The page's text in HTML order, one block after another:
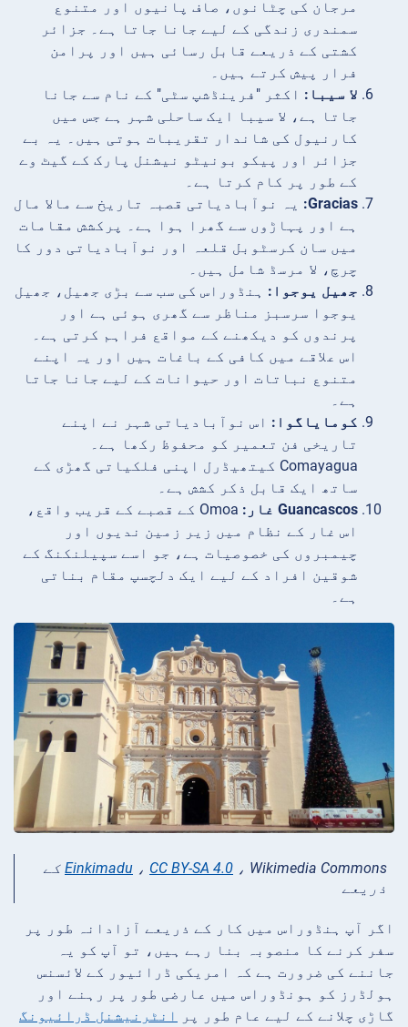
مرجان کی چٹانوں، صاف پانیوں اور متنوع
سمندری زندگی کے لیے جانا جاتا ہے۔ جزائر
کشتی کے ذریعے قابل رسائی ہیں اور پرامن
فرار پیش کرتے ہیں۔
لا سیبا: اکثر "فرینڈشپ سٹی" کے نام سے جانا
جاتا ہے، لا سیبا ایک ساحلی شہر ہے جس میں
کارنیول کی شاندار تقریبات ہوتی ہیں۔ یہ بے
جزائر اور پیکو بونیٹو نیشنل پارک کے گیٹ وے
کے طور پر کام کرتا ہے۔
Gracias:
یہ نوآبادیاتی قصبہ تاریخ سے مالا مال
ہے اور پہاڑوں سے گھرا ہوا ہے۔ پرکشش مقامات
میں سان کرسٹوبل قلعہ اور نوآبادیاتی دور کا
چرچ، لا مرسڈ شامل ہیں۔
جھیل یوجوا: ہنڈوراس کی سب سے بڑی جھیل، جھیل
یوجوا سرسبز مناظر سے گھری ہوئی ہے اور
پرندوں کو دیکھنے کے مواقع فراہم کرتی ہے۔
اس علاقے میں کافی کے باغات ہیں اور یہ اپنے
متنوع نباتات اور حیوانات کے لیے جانا جاتا
ہے۔
کومایاگوا: اس نوآبادیاتی شہر نے اپنے
تاریخی فن تعمیر کو محفوظ رکھا ہے۔
Comayagua کیتھیڈرل اپنی فلکیاتی گھڑی کے
ساتھ ایک قابل ذکر کشش ہے۔
Guancascos غار:
Omoa کے قصبے کے قریب واقع،
اس غار کے نظام میں زیر زمین ندیوں اور
چیمبروں کی خصوصیات ہے، جو اسے سپیلنکنگ کے
شوقین افراد کے لیے ایک دلچسپ مقام بناتی
ہے۔
Einkimadu ، CC BY-SA 4.0
، Wikimedia Commons کے
ذریعے
اگر آپ ہنڈوراس میں کار کے ذریعے آزادانہ طور پر
سفر کرنے کا منصوبہ بنا رہے ہیں، تو آپ کو یہ
جاننے کی ضرورت ہے کہ امریکی ڈرائیور کے لائسنس
ہولڈرز کو ہونڈوراس میں عارضی طور پر رہنے اور
گاڑی چلانے کے لیے عام طور پر
انٹرنیشنل ڈرائیونگ